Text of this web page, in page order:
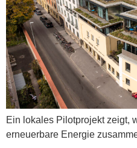
Ein lokales Pilotprojekt zeigt,
erneuerbare Energie